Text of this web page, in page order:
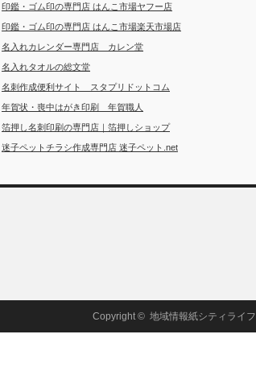
印鑑・ゴム印の専門店 はんこ市場ヤフー店
印鑑・ゴム印の専門店 はんこ市場楽天市場店
名入れカレンダー専門店 カレン堂
名入れタオルの総文堂
名刺作成便利サイト スタプリドットコム
年賀状・喪中はがき印刷 年賀職人
箔押し名刺印刷の専門店｜箔押しショップ
迷子ペットチラシ作成専門店 迷子ペット.net
Copyright © 地域情報紙シティライフ